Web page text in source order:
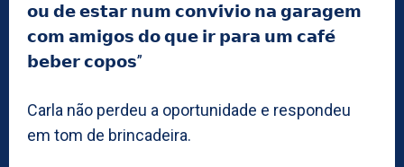
𝗼𝘂 𝗱𝗲 𝗲𝘀𝘁𝗮𝗿 𝗻𝘂𝗺 𝗰𝗼𝗻𝘃𝗶́𝘃𝗶𝗼 𝗻𝗮 𝗴𝗮𝗿𝗮𝗴𝗲𝗺
𝗰𝗼𝗺 𝗮𝗺𝗶𝗴𝗼𝘀 𝗱𝗼 𝗾𝘂𝗲 𝗶𝗿 𝗽𝗮𝗿𝗮 𝘂𝗺 𝗰𝗮𝗳𝗲́
𝗯𝗲𝗯𝗲𝗿 𝗰𝗼𝗽𝗼𝘀”
Carla não perdeu a oportunidade e respondeu
em tom de brincadeira.